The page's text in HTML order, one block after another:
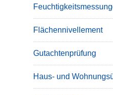
Flächennivellement
Gutachtenprüfung
Haus- und